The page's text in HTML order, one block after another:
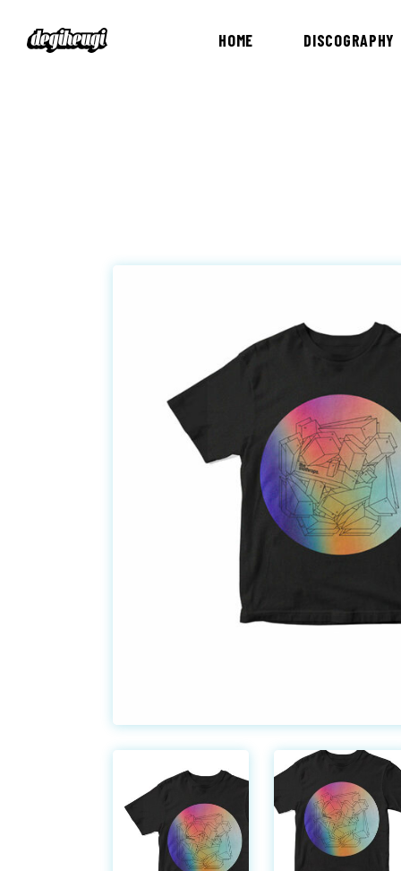
HOME DISCOGRAPHY